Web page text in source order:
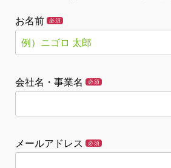
お名前 必須
会社名・事業名 必須
メールアドレス 必須